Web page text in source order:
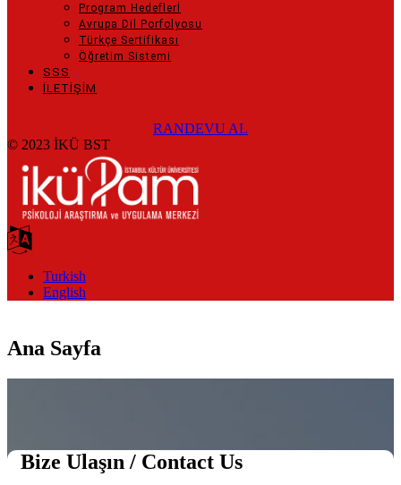
Program Hedeflerİ
Avrupa Dil Porfolyosu
Türkçe Sertifikası
Öğretim Sistemi
SSS
İLETİŞİM
RANDEVU AL
© 2023 İKÜ BST
Turkish
English
Ana Sayfa
Bize Ulaşın / Contact Us